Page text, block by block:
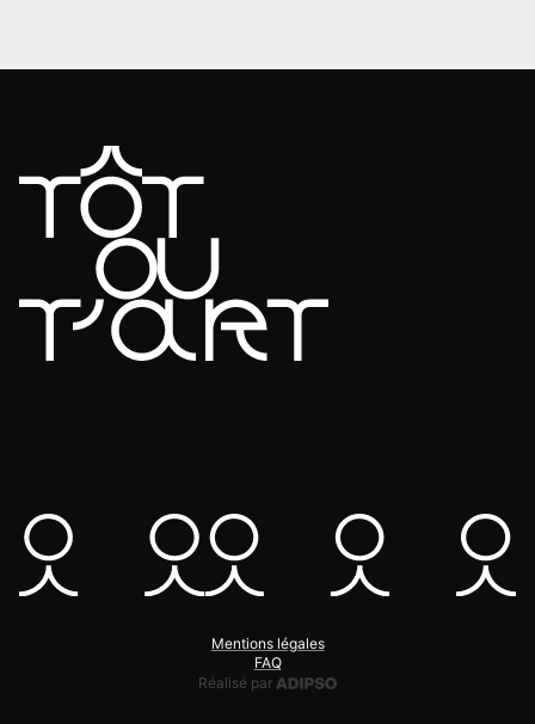
Mentions légales
FAQ
Réalisé par
Adipso, agence web et